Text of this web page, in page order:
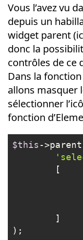
Vous l’avez vu
depuis un
widget parent
donc la
contrôles de ce
Dans la fonction
allons masquer
sélectionner
fonction
$this -
);